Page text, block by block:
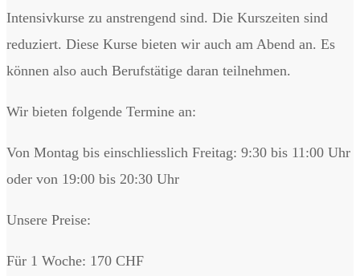
Intensivkurse zu anstrengend sind. Die Kurszeiten sind
reduziert. Diese Kurse bieten wir auch am Abend an. Es
können also auch Berufstätige daran teilnehmen.
Wir bieten folgende Termine an:
Von Montag bis einschliesslich Freitag: 9:30 bis 11:00 Uhr
oder von 19:00 bis 20:30 Uhr
Unsere Preise:
Für 1 Woche: 170 CHF